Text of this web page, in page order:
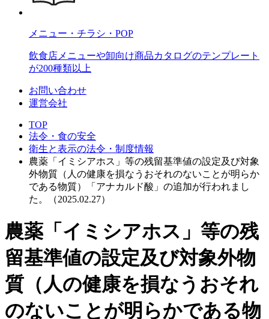
メニュー・チラシ・POP
飲食店メニューや卸向け商品カタログのテンプレート
が200種類以上
お問い合わせ
運営会社
TOP
法令・食の安全
衛生と表示の法令・制度情報
農薬「イミシアホス」等の残留基準値の設定及び対象
外物質（人の健康を損なうおそれのないことが明らか
である物質）「アナカルド酸」の追加が行われまし
た。（2025.02.27）
農薬「イミシアホス」等の残
留基準値の設定及び対象外物
質（人の健康を損なうおそれ
のないことが明らかである物